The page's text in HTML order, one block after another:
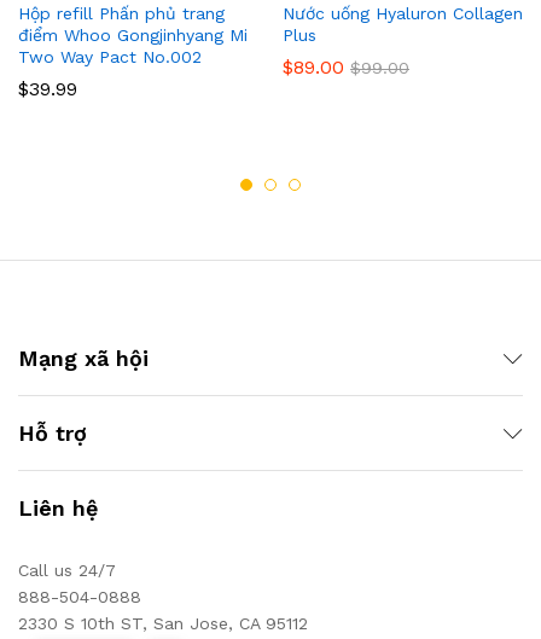
Hộp refill Phấn phủ trang
điểm Whoo Gongjinhyang Mi
Two Way Pact No.002
$39.99
Nước uống Hyaluron Collagen
Plus
$89.00 $99.00
Mạng xã hội
Hỗ trợ
Liên hệ
Call us 24/7
888-504-0888
2330 S 10th ST, San Jose, CA 95112